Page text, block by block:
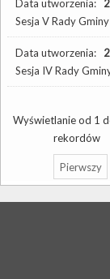
Data utworzenia:
Sesja V Rady
Data utworzenia:
Sesja IV Rady
Wyświetlanie od 1
rekordów
Pierwszy